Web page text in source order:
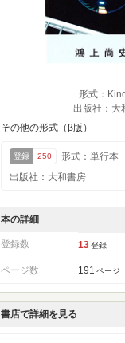
形式：
出版社：大
その他の形式（β版）
登録 250
形式：単行本
出版社：大和書房
本の詳細
登録数 13 登録
ページ数 191 ページ
書店で詳細を見る